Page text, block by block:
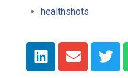
healthshots